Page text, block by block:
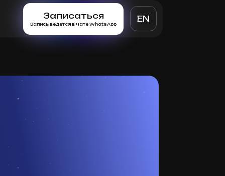
Записаться
Запись ведется в чате WhatsApp
EN